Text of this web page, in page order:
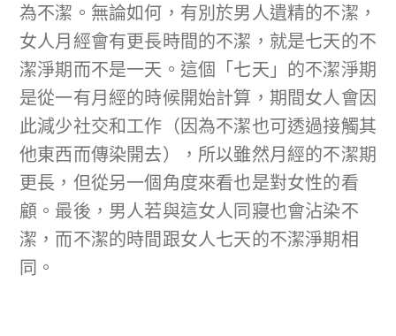
為不潔。無論如何，有別於男人遺精的不潔，
女人月經會有更長時間的不潔，就是七天的不
潔淨期而不是一天。這個「七天」的不潔淨期
是從一有月經的時候開始計算，期間女人會因
此減少社交和工作（因為不潔也可透過接觸其
他東西而傳染開去），所以雖然月經的不潔期
更長，但從另一個角度來看也是對女性的看
顧。最後，男人若與這女人同寢也會沾染不
潔，而不潔的時間跟女人七天的不潔淨期相
同。